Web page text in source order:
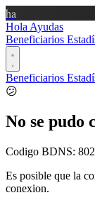
ha
Hola Ayudas
Beneficiarios
Beneficiarios
😕
No se pudo
Codigo BDNS:
Es posible que la
conexion.